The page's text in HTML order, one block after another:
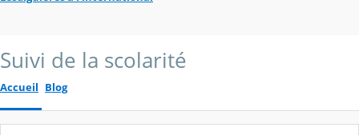
Suivi de la scolarité
Accueil Blog